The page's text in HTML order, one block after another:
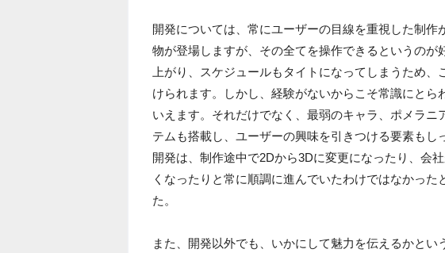
開発については、常にユーザーの目線を重視した制作
物が登場しますが、その全てを操作できるというのが
上がり、スケジュールもタイトになってしまうため
けられます。しかし、経験がないからこそ常識にとら
いえます。それだけでなく、最弱のキャラ、ポメラニ
テムも搭載し、ユーザーの興味を引きつける要素もし
開発は、制作途中で2Dから3Dに変更になったり、会
くなったりと常に順調に進んでいたわけではなかっ
た。
また、開発以外でも、いかにして魅力を伝えるかと